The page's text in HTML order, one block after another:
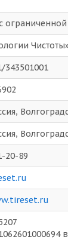
ограниченной
343501001
20-89